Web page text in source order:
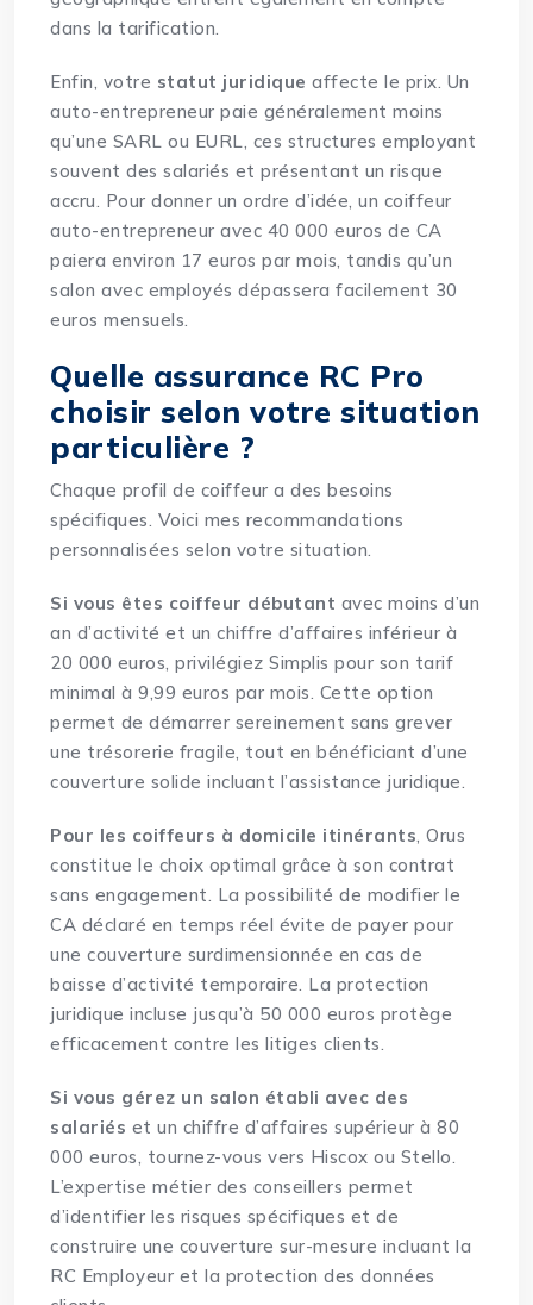
dans la tarification.
Enfin, votre statut juridique affecte le prix. Un
auto-entrepreneur paie généralement moins
qu’une SARL ou EURL, ces structures employant
souvent des salariés et présentant un risque
accru. Pour donner un ordre d’idée, un coiffeur
auto-entrepreneur avec 40 000 euros de CA
paiera environ 17 euros par mois, tandis qu’un
salon avec employés dépassera facilement 30
euros mensuels.
Quelle assurance RC Pro
choisir selon votre situation
particulière ?
Chaque profil de coiffeur a des besoins
spécifiques. Voici mes recommandations
personnalisées selon votre situation.
Si vous êtes coiffeur débutant avec moins d’un
an d’activité et un chiffre d’affaires inférieur à
20 000 euros, privilégiez Simplis pour son tarif
minimal à 9,99 euros par mois. Cette option
permet de démarrer sereinement sans grever
une trésorerie fragile, tout en bénéficiant d’une
couverture solide incluant l’assistance juridique.
Pour les coiffeurs à domicile itinérants, Orus
constitue le choix optimal grâce à son contrat
sans engagement. La possibilité de modifier le
CA déclaré en temps réel évite de payer pour
une couverture surdimensionnée en cas de
baisse d’activité temporaire. La protection
juridique incluse jusqu’à 50 000 euros protège
efficacement contre les litiges clients.
Si vous gérez un salon établi avec des
salariés et un chiffre d’affaires supérieur à 80
000 euros, tournez-vous vers Hiscox ou Stello.
L’expertise métier des conseillers permet
d’identifier les risques spécifiques et de
construire une couverture sur-mesure incluant la
RC Employeur et la protection des données